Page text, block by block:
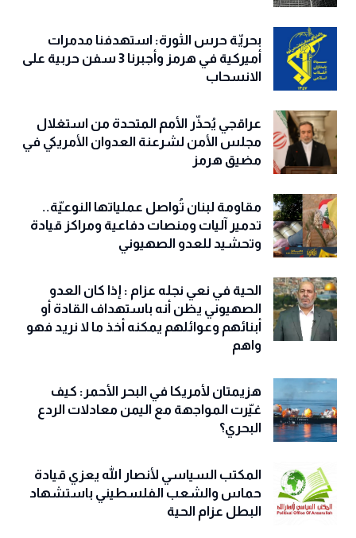
بحريّة حرس الثورة: استهدفنا مدمرات
أميركية في هرمز وأجبرنا 3 سفن حربية على
الانسحاب
عراقجي يُحذّر الأمم المتحدة من استغلال
مجلس الأمن لشرعنة العدوان الأمريكي في
مضيق هرمز
مقاومة لبنان تُواصل عملياتها النوعيّة..
تدمير آليات ومنصات دفاعية ومراكز قيادة
وتحشيد للعدو الصهيوني
الحية في نعي نجله عزام : إذا كان العدو
الصهيوني يظن أنه باستهداف القادة أو
أبنائهم وعوائلهم يمكنه أخذ ما لا نريد فهو
واهم
هزيمتان لأمريكا في البحر الأحمر: كيف
غيّرت المواجهة مع اليمن معادلات الردع
البحري؟
المكتب السياسي لأنصار الله يعزي قيادة
حماس والشعب الفلسطيني باستشهاد
البطل عزام الحية